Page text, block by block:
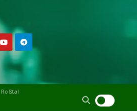
Roßtal